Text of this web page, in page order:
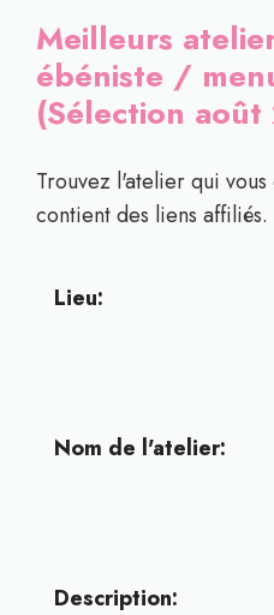
Meilleurs
ébéniste /
(Sélection
Trouvez l'atelier qui
contient des liens affiliés.
Lieu:
Nom de l'atelier:
Description: